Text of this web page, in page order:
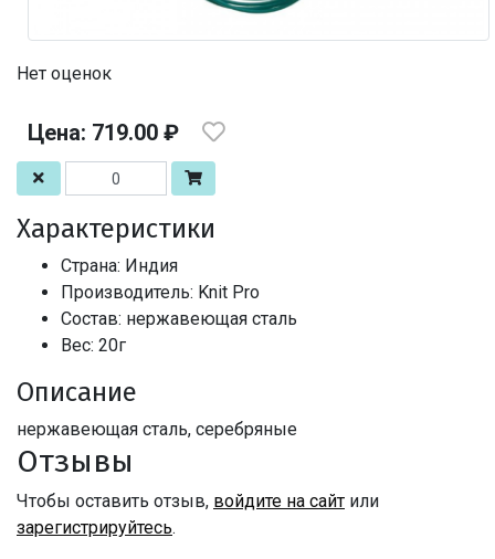
Нет оценок
Цена: 719.00 ₽
Характеристики
Страна: Индия
Производитель: Knit Pro
Состав: нержавеющая сталь
Вес: 20г
Описание
нержавеющая сталь, серебряные
Отзывы
Чтобы оставить отзыв, войдите на сайт или
зарегистрируйтесь.